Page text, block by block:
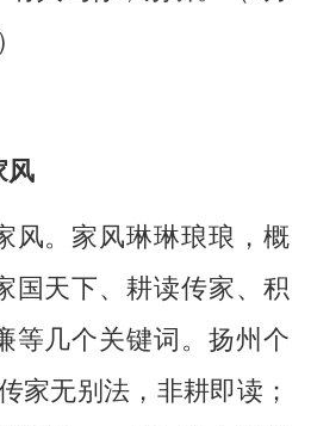
。家风琳琳琅琅，概
国天下、耕读传家、积
等几个关键词。扬州个
家无别法，非耕即读；